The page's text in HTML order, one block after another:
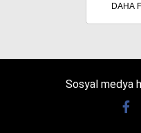
DAHA
Sosyal medya